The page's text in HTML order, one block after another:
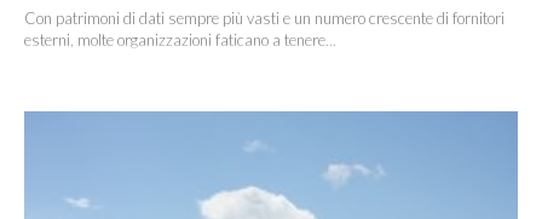
Con patrimoni di dati sempre più vasti e un numero crescente di fornitori
esterni, molte organizzazioni faticano a tenere...